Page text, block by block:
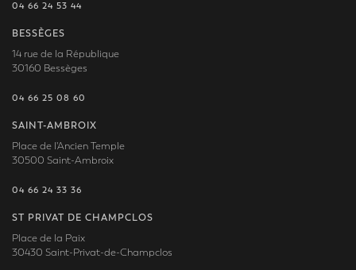
04 66 24 53 44
BESSÈGES
14 rue de la République
30160 Bessèges
04 66 25 08 60
SAINT-AMBROIX
Place de l'Ancien Temple
30500 Saint-Ambroix
04 66 24 33 36
ST PRIVAT DE CHAMPCLOS
Place de la Paix
30430 Saint-Privat-de-Champclos